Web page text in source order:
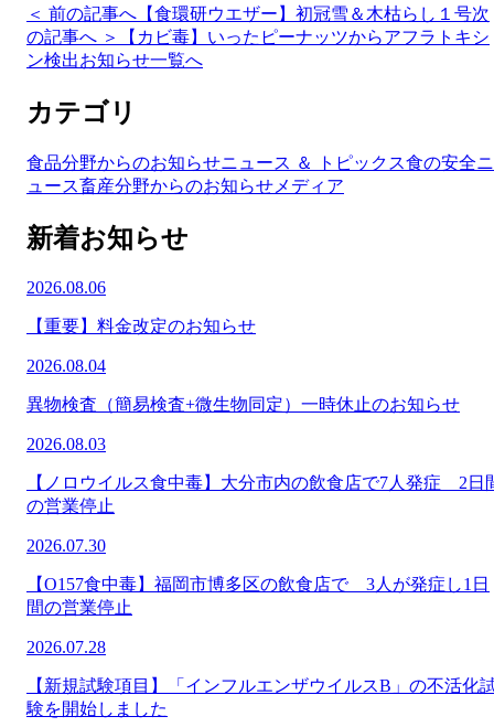
＜ 前の記事へ 【食環研ウエザー】初冠雪＆木枯らし１号次
の記事へ ＞
【カビ毒】いったピーナッツからアフラトキシ
ン検出お知らせ一覧へ
カテゴリ
食品分野からのお知らせニュース ＆ トピックス食の安全ニ
ュース畜産分野からのお知らせ メディア
新着お知らせ
2026.08.06
【重要】料金改定のお知らせ
2026.08.04
異物検査（簡易検査+微生物同定）一時休止のお知らせ
2026.08.03
【ノロウイルス食中毒】大分市内の飲食店で7人発症 2日
の営業停止
2026.07.30
【O157食中毒】福岡市博多区の飲食店で 3人が発症し1日
間の営業停止
2026.07.28
【新規試験項目】「インフルエンザウイルスB」の不活化
験を開始しました